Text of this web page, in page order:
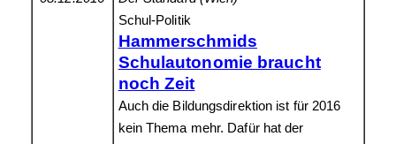
Schul-Politik
Hammerschmids
Schulautonomie braucht
noch Zeit
Auch die Bildungsdirektion ist für 2016
kein Thema mehr. Dafür hat der